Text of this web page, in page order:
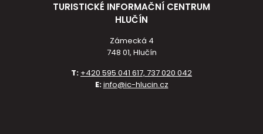
TURISTICKÉ INFORMAČNÍ CENTRUM
HLUČÍN
Zámecká 4
748 01, Hlučín
T: +420 595 041 617, 737 020 042
E:info@ic-hlucin.cz